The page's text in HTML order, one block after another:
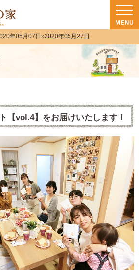
年05月07日 »2020年05月27日
南市・紀の川市）で注文住宅(長期優良住宅・
優良住宅・ZEH・耐震なら（和歌山・和歌山市）
【vol.4】をお届けいたします！